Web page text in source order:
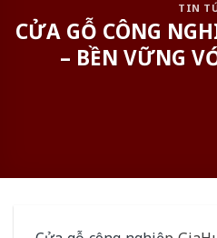
TIN
CỬA GỖ CÔNG
– BỀN VỮNG